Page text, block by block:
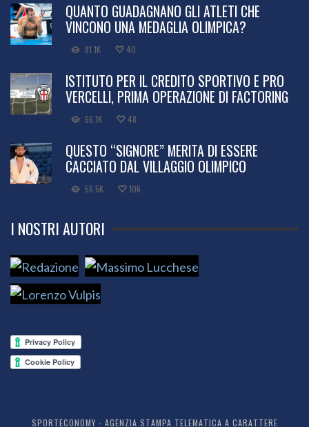
QUANTO GUADAGNANO GLI ATLETI CHE
VINCONO UNA MEDAGLIA OLIMPICA?
81.1K 40
ISTITUTO PER IL CREDITO SPORTIVO E PRO
VERCELLI, PRIMA OPERAZIONE DI FACTORING
66.1K 48
QUESTO “SIGNORE” MERITA DI ESSERE
CACCIATO DAL VILLAGGIO OLIMPICO
56.5K 106
I NOSTRI AUTORI
SPORTECONOMY - AGENZIA STAMPA TELEMATICA A CARATTERE